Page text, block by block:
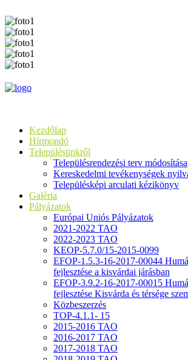
Kezdőlap
Hírmondó
Településünkről
Településrendezési terv módosítása
Kereskedelmi tevékenységek
Településképi arculati kézikönyv
Galéria
Pályázatok
Európai Uniós Pályázatok
2021-2022 TAO
2022-2023 TAO
KEOP-5.7.0/15-2015-0099
EFOP-1.5.3-16-2017-00044
fejlesztése a kisvárdai járásban
EFOP-3.9.2-16-2017-00015
fejlesztése Kisvárda és térsége
Közbeszerzés
TOP-4.1.1- 15
2015-2016 TAO
2016-2017 TAO
2017-2018 TAO